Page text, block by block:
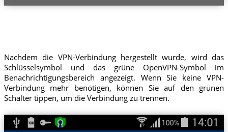
Nachdem die VPN-Verbindung hergestellt wurde, wird das
Schlüsselsymbol und das grüne OpenVPN-Symbol im
Benachrichtigungsbereich angezeigt. Wenn Sie keine VPN-
Verbindung mehr benötigen, können Sie auf den grünen
Schalter tippen, um die Verbindung zu trennen.